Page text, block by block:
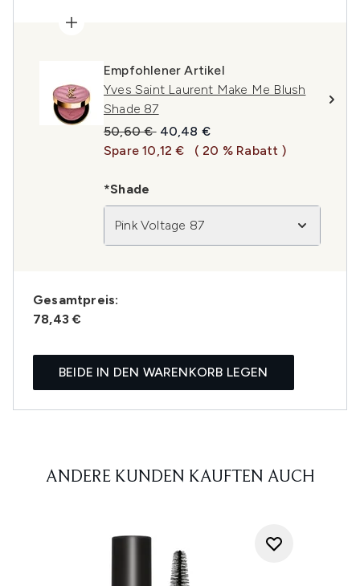
Empfohlener Artikel
Yves Saint Laurent Make Me Blush
Shade 87
Unverbindliche Preisempfehlung:
50,60 € Aktueller Preis:
40,48 €
Spare 10,12 €
( 20 % Rabatt )
*Shade
Pink Voltage 87
Gesamtpreis:
78,43 €
BEIDE IN DEN WARENKORB LEGEN
ANDERE KUNDEN KAUFTEN AUCH